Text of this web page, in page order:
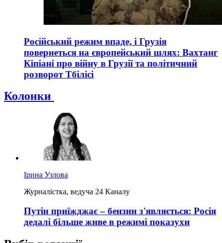
Російський режим впаде, і Грузія
повернеться на європейський шлях: Вахтанг
Кіпіані про війну в Грузії та політичний
розворот Тбілісі
Колонки
Ірина Узлова
Журналістка, ведуча 24 Каналу
Путін приїжджає – бензин з'являється: Росія
дедалі більше живе в режимі показухи